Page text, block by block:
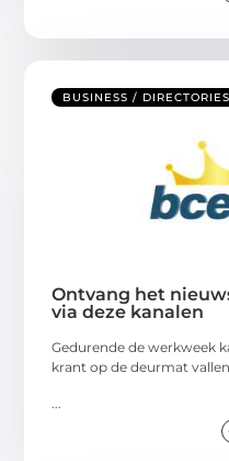
BUSINESS / DIRECTORIES
Ontvang het
via deze kanalen
Gedurende de werkweek
krant op de deurmat